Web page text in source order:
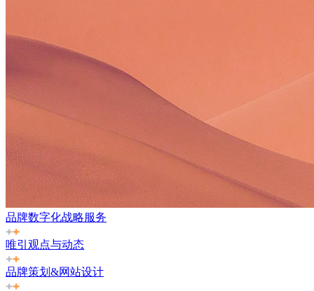
品牌数字化战略服务
唯引观点与动态
品牌策划&网站设计